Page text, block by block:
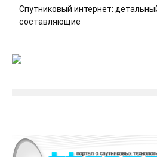
Спутниковый интернет:
составляющие